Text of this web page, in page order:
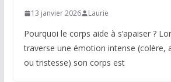
13 janvier 2026 Laurie
Pourquoi le corps aide à s’apaiser ?
traverse une émotion intense (colère,
ou tristesse) son corps est